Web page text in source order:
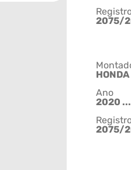
2075/
HONDA
Ano
2020 ...
2075/